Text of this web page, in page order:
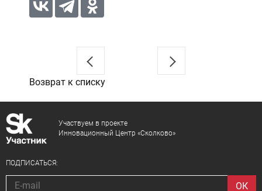
Возврат к списку
Участвуем в проекте
Инновационный Центр «Сколково»
ПОДПИСАТЬСЯ: